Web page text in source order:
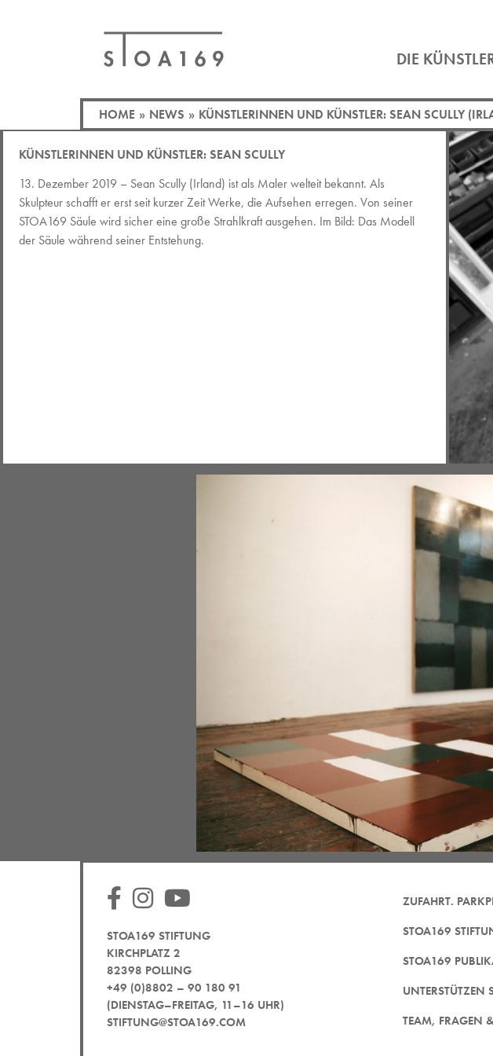
DIE
HOME » NEWS » KÜNSTLERINNEN UND KÜNSTLER: SEAN SCULLY
KÜNSTLERINNEN UND KÜNSTLER: SEAN SCULLY
13. Dezember 2019 – Sean Scully (Irland) ist als Maler welteit bekannt. Als
Skulpteur schafft er erst seit kurzer Zeit Werke, die Aufsehen erregen. Von seiner
STOA169 Säule wird sicher eine große Strahlkraft ausgehen. Im Bild: Das Modell
der Säule während seiner Entstehung.
STOA169 STIFTUNG
KIRCHPLATZ 2
82398 POLLING
+49 (0)8802 – 90 180 91
(DIENSTAG–FREITAG, 11–16 UHR)
STIFTUNG@STOA169.COM
ZUFAHRT.
STOA169
STOA169
UNTERSTÜTZEN
TEAM, FRAGEN